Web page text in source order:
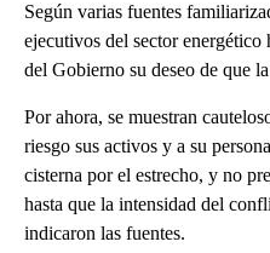
Según varias fuentes
ejecutivos del sector
del Gobierno su deseo de que
Por ahora, se muestran
riesgo sus activos y a su
cisterna por el estrecho, y no
hasta que la intensidad del
indicaron las fuentes.